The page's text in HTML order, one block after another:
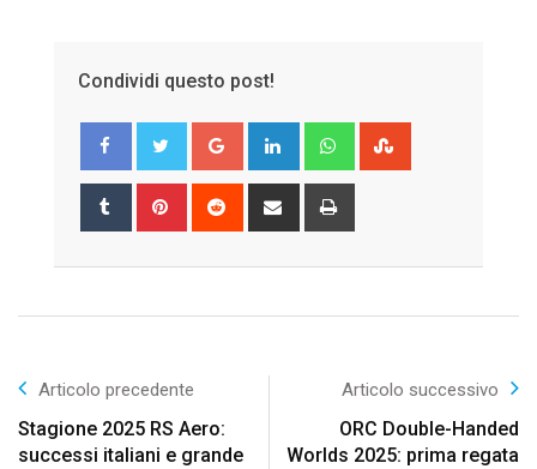
Condividi questo post!
Google+ LinkedIn Whatsapp
Tumblr Pinterest Reddit
Share
Articolo precedente
Stagione 2025 RS Aero:
successi italiani e grande
Articolo successivo
ORC Double-Handed
Worlds 2025: prima regata